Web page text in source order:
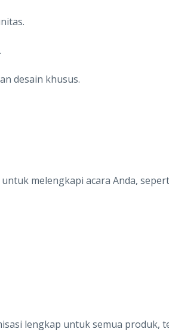
desain khusus.
melengkapi acara Anda,
lengkap untuk semua